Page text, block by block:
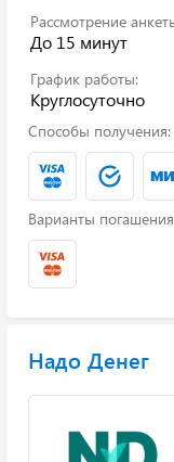
Рассмотрение
До 15 минут
График работы:
Круглосуточно
Способы получения:
Варианты
Надо Денег